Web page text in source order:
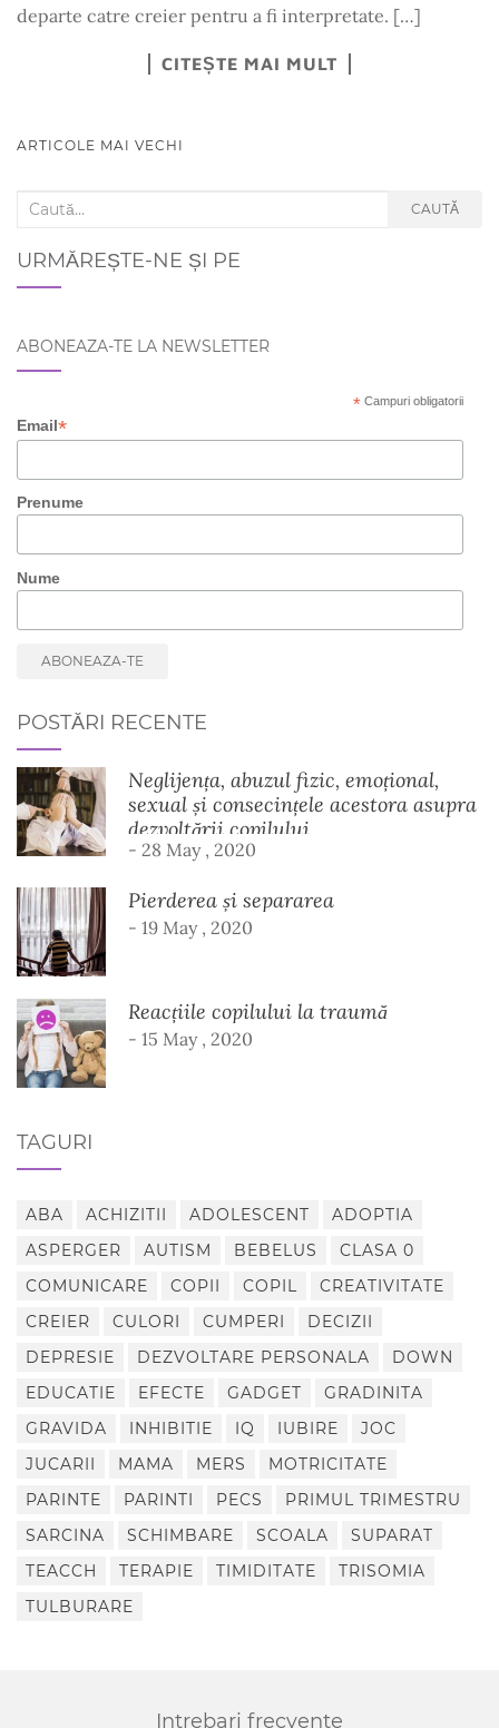
departe catre creier pentru a fi interpretate. […]
CITEȘTE MAI MULT
ARTICOLE MAI VECHI
Search for: CAUTĂ
URMĂREȘTE-NE ȘI PE
ABONEAZA-TE LA NEWSLETTER
* Campuri obligatorii
Email*
Prenume
Nume
POSTĂRI RECENTE
Neglijența, abuzul fizic, emoțional,
sexual și consecințele acestora asupra
dezvoltării copilului
- 28 May , 2020
Pierderea și separarea
- 19 May , 2020
Reacțiile copilului la traumă
- 15 May , 2020
TAGURI
ABA ACHIZITII ADOLESCENT
ADOPTIA
ASPERGER
AUTISM BEBELUS
CLASA 0
COMUNICARE
COPII COPIL
CREATIVITATE
CREIER
CULORI CUMPERI
DECIZII
DEPRESIE
DEZVOLTARE PERSONALA
DOWN
EDUCATIE
EFECTE GADGET
GRADINITA
GRAVIDA
INHIBITIE IQ IUBIRE
JOC
JUCARII
MAMA MERS
MOTRICITATE
PARINTE
PARINTI PECS
PRIMUL TRIMESTRU
SARCINA
SCHIMBARE SCOALA
SUPARAT
TEACCH
TERAPIE TIMIDITATE
TRISOMIA
TULBURARE
Intrebari frecvente